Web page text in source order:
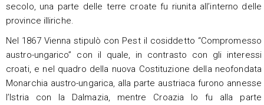
secolo, una parte delle terre croate fu riunita all’interno delle
province illiriche.
Nel 1867 Vienna stipulò con Pest il cosiddetto “Compromesso
austro-ungarico” con il quale, in contrasto con gli interessi
croati, e nel quadro della nuova Costituzione della neofondata
Monarchia austro-ungarica, alla parte austriaca furono annesse
l’Istria con la Dalmazia, mentre Croazia lo fu alla parte